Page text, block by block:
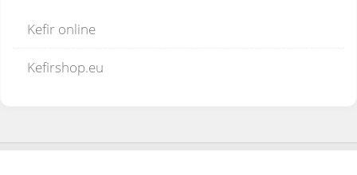
Kefir online
Kefirshop.eu